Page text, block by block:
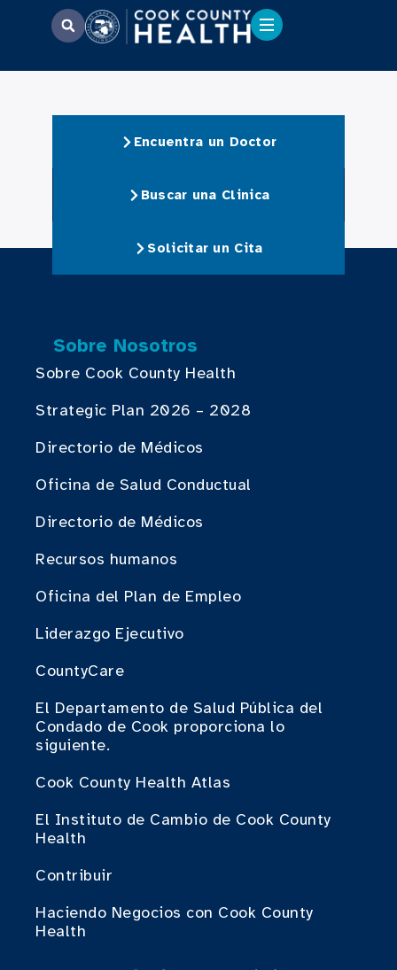
Encuentra un Doctor
Buscar una Clinica
Solicitar un Cita
Sobre Nosotros
Sobre Cook County Health
Strategic Plan 2026 – 2028
Directorio de Médicos
Oficina de Salud Conductual
Directorio de Médicos
Recursos humanos
Oficina del Plan de Empleo
Liderazgo Ejecutivo
CountyCare
El Departamento de Salud Pública del
Condado de Cook proporciona lo
siguiente.
Cook County Health Atlas
El Instituto de Cambio de Cook County
Health
Contribuir
Haciendo Negocios con Cook County
Health